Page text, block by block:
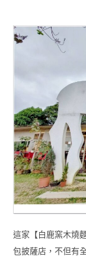
這家【白鹿窯木燒
包披薩店，不但有